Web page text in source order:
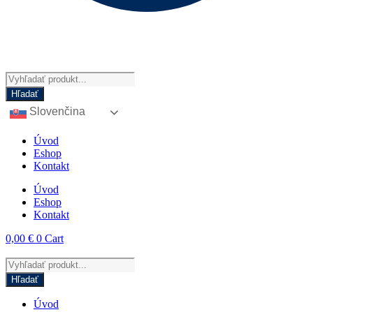
Products
search
Hľadať
Slovenčina
Úvod
Eshop
Kontakt
Úvod
Eshop
Kontakt
0,00 € 0 Cart
Products
search
Hľadať
Úvod